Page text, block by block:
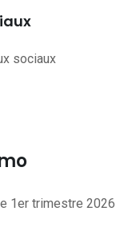
sociaux
1er trimestre 2026